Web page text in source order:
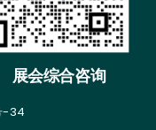
展会综合咨询
-34